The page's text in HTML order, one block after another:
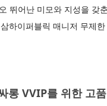
뛰어난 미모와 지성을
하이퍼블릭 매니저 무제
롱 VVIP를 위한 고